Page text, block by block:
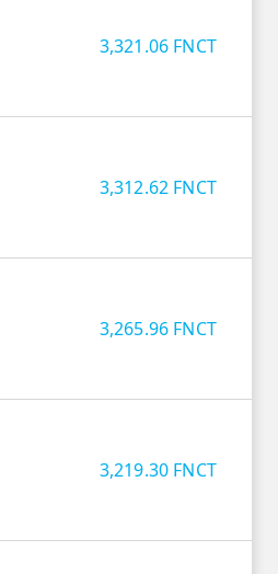
3,321.06 FNCT
3,312.62 FNCT
3,265.96 FNCT
3,219.30 FNCT